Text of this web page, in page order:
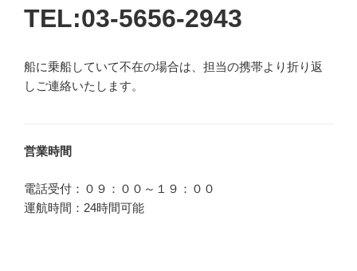
TEL:03-5656-2943
船に乗船していて不在の場合は、担当の携帯より折り返
しご連絡いたします。
営業時間
電話受付：０９：００～１９：００
運航時間：24時間可能